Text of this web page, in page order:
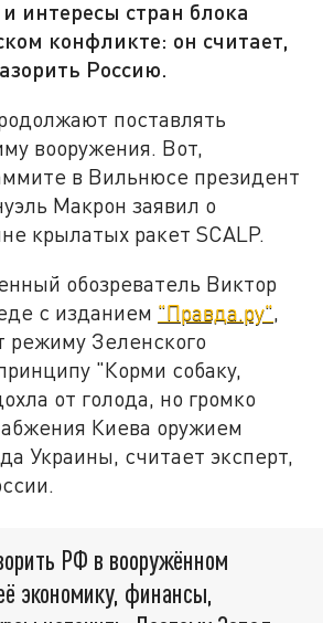
интересы стран блока
конфликте: он считает,
Россию.
поставлять
вооружения. Вот,
в Вильнюсе президент
Макрон заявил о
крылатых ракет SCALP.
обозреватель Виктор
с изданием "Правда.ру",
режиму Зеленского
"Корми собаку,
от голода, но громко
Киева оружием
Украины, считает эксперт,
РФ в вооружённом
экономику, финансы,